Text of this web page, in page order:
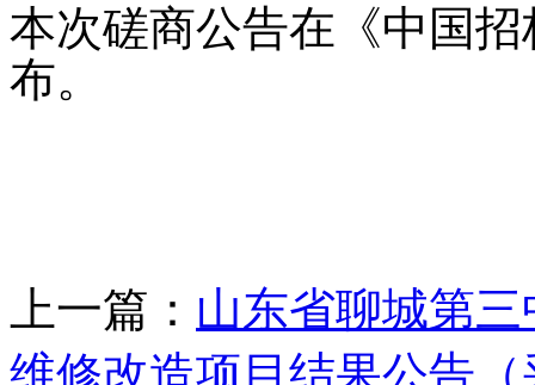
本次磋商公告在 《中国
布。
上一篇： 山东省聊城第
维修改造项目结果公告（